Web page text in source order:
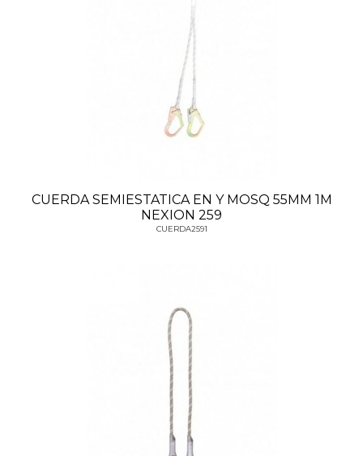
CUERDA SEMIESTATICA EN Y MOSQ 55MM 1M
NEXION 259
CUERDA2591